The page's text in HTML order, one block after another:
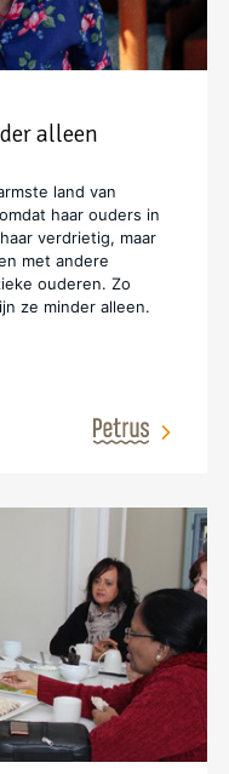
alleen
land van
haar ouders in
verdrietig, maar
met andere
ouderen. Zo
ze minder alleen.